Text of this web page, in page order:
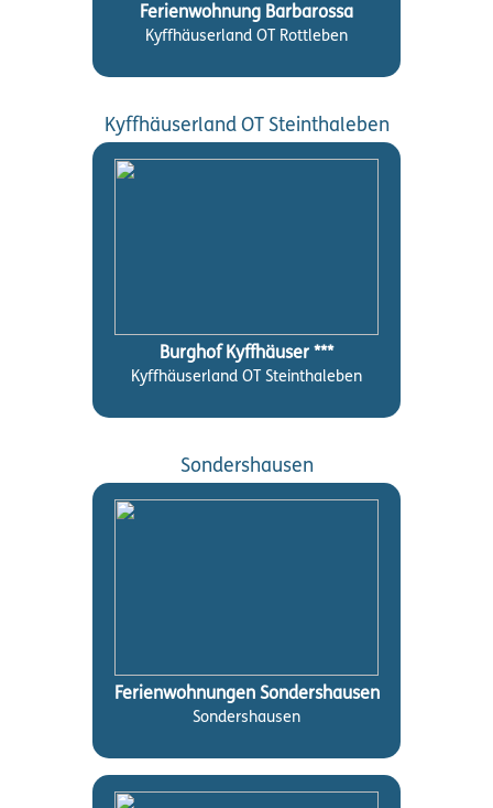
Ferienwohnung Barbarossa
Kyffhäuserland OT Rottleben
Kyffhäuserland OT Steinthaleben
Burghof Kyffhäuser ***
Kyffhäuserland OT Steinthaleben
Sondershausen
Ferienwohnungen Sondershausen
Sondershausen